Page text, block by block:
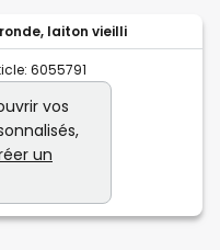
laiton vieilli
6055791
vos
un